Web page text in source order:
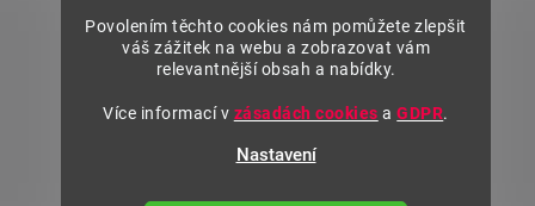
Povolením těchto cookies nám pomůžete zlepšit
váš zážitek na webu a zobrazovat vám
relevantnější obsah a nabídky.
Více informací v zásadách cookies aGDPR.
Nastavení